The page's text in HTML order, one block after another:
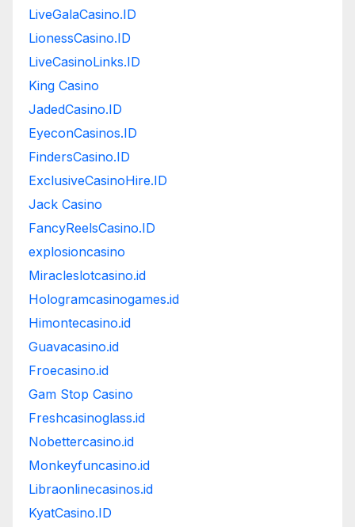
LiveGalaCasino.ID
LionessCasino.ID
LiveCasinoLinks.ID
King Casino
JadedCasino.ID
EyeconCasinos.ID
FindersCasino.ID
ExclusiveCasinoHire.ID
Jack Casino
FancyReelsCasino.ID
explosioncasino
Miracleslotcasino.id
Hologramcasinogames.id
Himontecasino.id
Guavacasino.id
Froecasino.id
Gam Stop Casino
Freshcasinoglass.id
Nobettercasino.id
Monkeyfuncasino.id
Libraonlinecasinos.id
KyatCasino.ID